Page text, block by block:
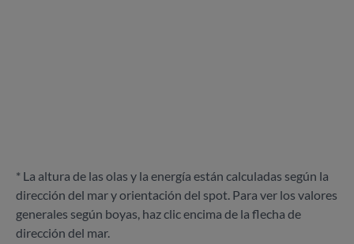
* La altura de las olas y la energía están calculadas según la
dirección del mar y orientación del spot. Para ver los valores
generales según boyas, haz clic encima de la flecha de
dirección del mar.